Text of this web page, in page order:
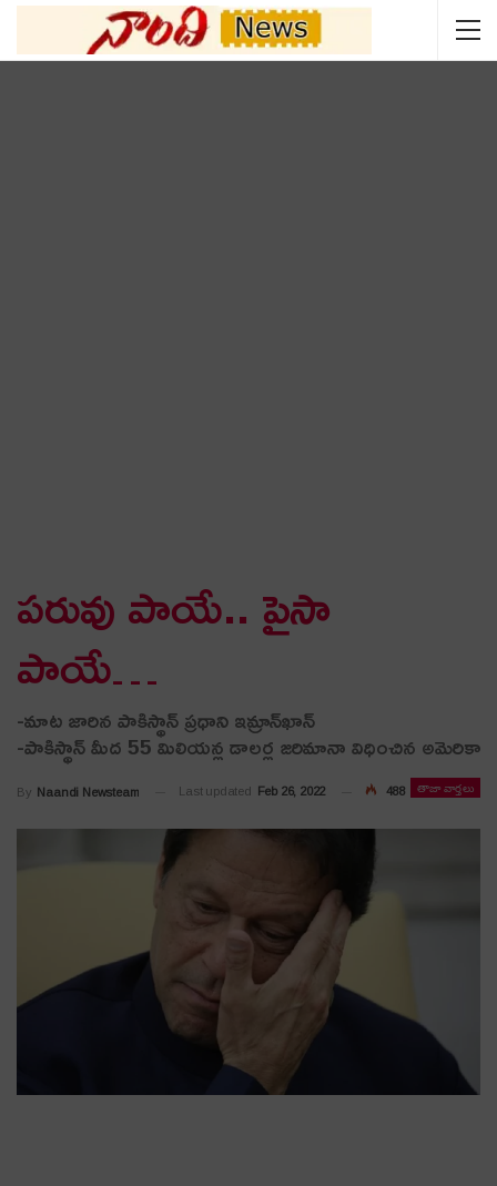
ప‌రువు పాయే.. పైసా
పాయే…
-మాట జారిన పాకిస్థాన్ ప్ర‌ధాని ఇమ్రాన్‌ఖాన్‌
-పాకిస్థాన్ మీద 55 మిలియన్ల డాలర్ల జరిమానా విధించిన అమెరికా
తాజా వార్తలు
By Naandi Newsteam Last updated Feb 26, 2022 488